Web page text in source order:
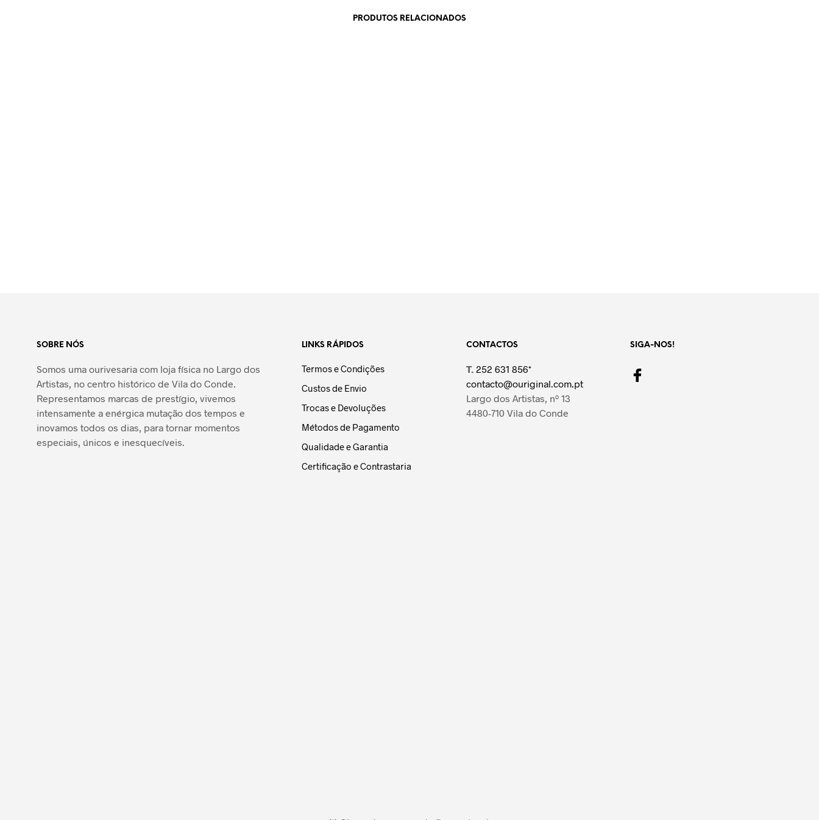
PRODUTOS RELACIONADOS
SOBRE NÓS
Somos uma ourivesaria com loja física no Largo dos
Artistas, no centro histórico de Vila do Conde.
Representamos marcas de prestígio, vivemos
intensamente a enérgica mutação dos tempos e
inovamos todos os dias, para tornar momentos
especiais, únicos e inesquecíveis.
LINKS RÁPIDOS
Termos e Condições
Custos de Envio
Trocas e Devoluções
Métodos de Pagamento
Qualidade e Garantia
Certificação e Contrastaria
CONTACTOS
T. 252 631 856*
contacto@ouriginal.com.pt
Largo dos Artistas, nº 13
4480-710 Vila do Conde
SIGA-NOS!